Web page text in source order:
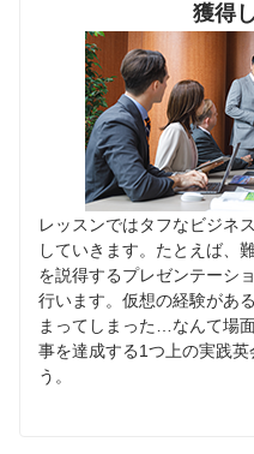
獲得
レッスンではタフなビジネ
していきます。たとえば、
を説得するプレゼンテーシ
行います。仮想の経験があ
まってしまった…なんて場
事を達成する1つ上の実践
う。